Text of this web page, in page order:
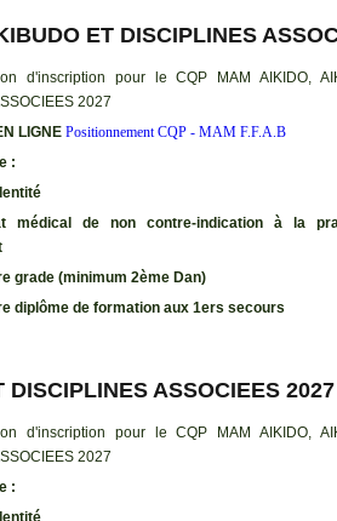
ET DISCIPLINES
d'inscription pour le CQP MAM AIKIDO,
2027
LIGNE Positionnement CQP - MAM F.F.A.B
:
médical de non contre-indication à la
grade (minimum 2ème Dan)
diplôme de formation aux 1ers secours
ASSOCIEES 2027
d'inscription pour le CQP MAM AIKIDO,
2027
: